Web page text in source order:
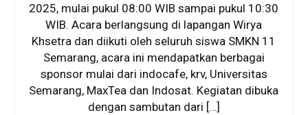
2025, mulai pukul 08:00 WIB sampai pukul 10:30
WIB. Acara berlangsung di lapangan Wirya
Khsetra dan diikuti oleh seluruh siswa SMKN 11
Semarang, acara ini mendapatkan berbagai
sponsor mulai dari indocafe, krv, Universitas
Semarang, MaxTea dan Indosat. Kegiatan dibuka
dengan sambutan dari […]